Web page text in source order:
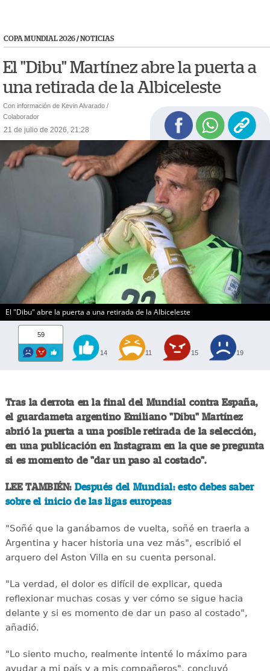
COPA MUNDIAL 2026/NOTICIAS
El "Dibu" Martínez abre la puerta a
una retirada de la Albiceleste
Con información de Kevin Alvarado /
Colaborador
21 de julio de 2026, 21:28
El "Dibu" abre la puerta a una retirada de la Albiceleste
59
14 11 15 19
Tras la derrota en la final del Mundial contra España,
el guardameta argentino Emiliano "Dibu" Martínez
abrió la puerta a una posible retirada de la selección,
en una publicación en Instagram en la que se pregunta
si es momento de "dar un paso al costado".
LEE TAMBIÉN: Después del Mundial: esto debes saber
sobre el inicio de las ligas europeas
"Soñé que la ganábamos de vuelta, soñé en traerla a
Argentina y hacer historia una vez más", escribió el
arquero del Aston Villa en su cuenta personal.
"La verdad, el dolor es difícil de explicar, queda
reflexionar muchas cosas y ver cómo se sigue hacia
delante y si es momento de dar un paso al costado",
añadió.
"Lo siento mucho, realmente intenté lo máximo para
ayudar a mi país y a mis compañeros", concluyó